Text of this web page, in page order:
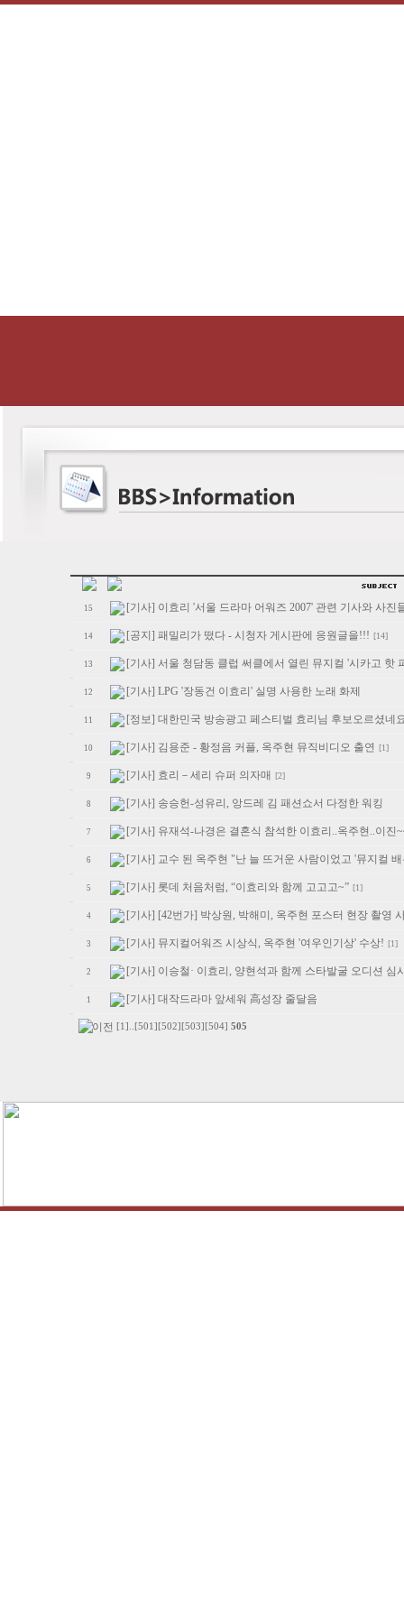
15 [기사] 이효리 '서울 드라마 어워즈 2007' 관련 기사와 사진
14 [공지] 패밀리가 떴다 - 시청자 게시판에 응원글을!!! [14]
13 [기사] 서울 청담동 클럽 써클에서 열린 뮤지컬 '시카고 핫
12 [기사] LPG '장동건 이효리' 실명 사용한 노래 화제
11 [정보] 대한민국 방송광고 페스티벌 효리님 후보오르셨네
10 [기사] 김용준 - 황정음 커플, 옥주현 뮤직비디오 출연 [1]
9 [기사] 효리－세리 슈퍼 의자매 [2]
8 [기사] 송승헌-성유리, 앙드레 김 패션쇼서 다정한 워킹
7 [기사] 유재석-나경은 결혼식 참석한 이효리..옥주현..이진
6 [기사] 교수 된 옥주현 "난 늘 뜨거운 사람이었고 '뮤지컬
5 [기사] 롯데 처음처럼, “이효리와 함께 고고고~” [1]
4 [기사] [42번가] 박상원, 박해미, 옥주현 포스터 현장 촬영
3 [기사] 뮤지컬어워즈 시상식, 옥주현 '여우인기상' 수상! [1]
2 [기사] 이승철· 이효리, 양현석과 함께 스타발굴 오디션 심
1 [기사] 대작드라마 앞세워 高성장 줄달음
[1] [501] [502] [503] [504] 505